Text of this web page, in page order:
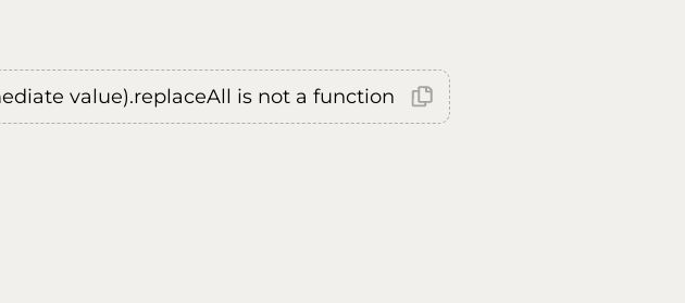
value).replaceAll is not a function